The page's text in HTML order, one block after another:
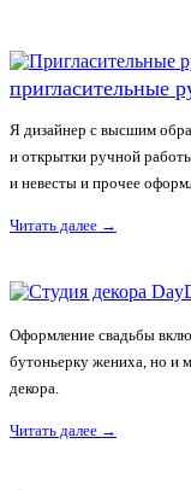
пригласительные
Я дизайнер с высшим
и открытки ручной
и невесты и прочее
Читать далее →
Оформление свадьбы
бутоньерку жениха, но и
декора.
Читать далее →